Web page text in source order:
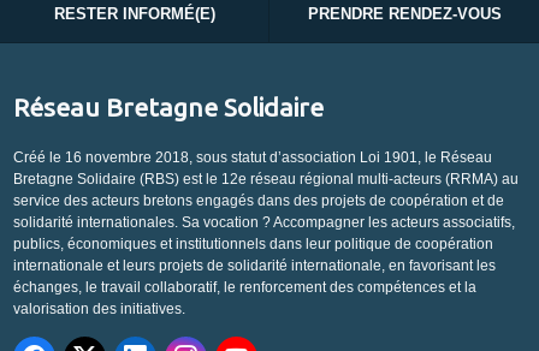
RESTER INFORMÉ(E) PRENDRE RENDEZ-VOUS
Réseau Bretagne Solidaire
Créé le 16 novembre 2018, sous statut d’association Loi 1901, le Réseau
Bretagne Solidaire (RBS) est le 12e réseau régional multi-acteurs (RRMA) au
service des acteurs bretons engagés dans des projets de coopération et de
solidarité internationales. Sa vocation ? Accompagner les acteurs associatifs,
publics, économiques et institutionnels dans leur politique de coopération
internationale et leurs projets de solidarité internationale, en favorisant les
échanges, le travail collaboratif, le renforcement des compétences et la
valorisation des initiatives.